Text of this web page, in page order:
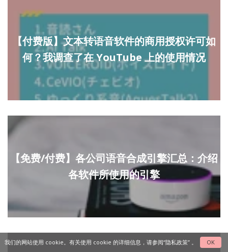
【付费版】文本转语音软件的商用授权许可如
何？我调查了在 YouTube 上的使用情况
【免费/付费】各公司语音合成引擎汇总：介绍
各软件所使用的引擎
我们的网站使用 cookie。有关使用 cookie 的详细信息，请参阅“隐私政策”。 OK